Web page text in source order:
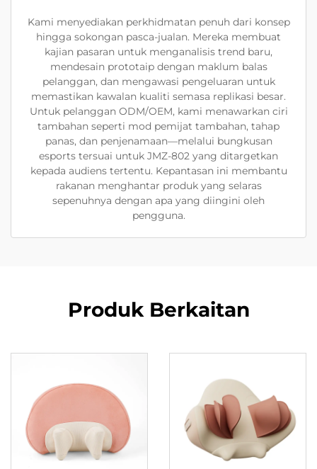
Kami menyediakan perkhidmatan penuh dari konsep
hingga sokongan pasca-jualan. Mereka membuat
kajian pasaran untuk menganalisis trend baru,
mendesain prototaip dengan maklum balas
pelanggan, dan mengawasi pengeluaran untuk
memastikan kawalan kualiti semasa replikasi besar.
Untuk pelanggan ODM/OEM, kami menawarkan ciri
tambahan seperti mod pemijat tambahan, tahap
panas, dan penjenamaan—melalui bungkusan
esports tersuai untuk JMZ-802 yang ditargetkan
kepada audiens tertentu. Kepantasan ini membantu
rakanan menghantar produk yang selaras
sepenuhnya dengan apa yang diingini oleh
pengguna.
Produk Berkaitan